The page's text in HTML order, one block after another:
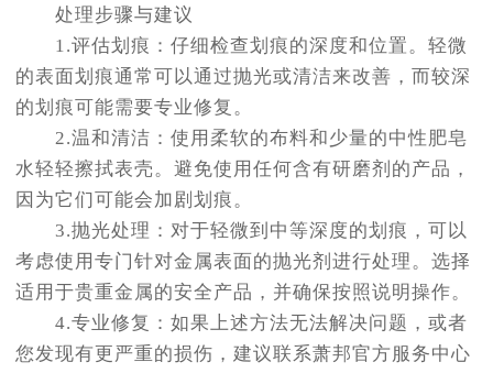
处理步骤与建议
1.评估划痕：仔细检查划痕的深度和位置。轻微
的表面划痕通常可以通过抛光或清洁来改善，而较深
的划痕可能需要专业修复。
2.温和清洁：使用柔软的布料和少量的中性肥皂
水轻轻擦拭表壳。避免使用任何含有研磨剂的产品，
因为它们可能会加剧划痕。
3.抛光处理：对于轻微到中等深度的划痕，可以
考虑使用专门针对金属表面的抛光剂进行处理。选择
适用于贵重金属的安全产品，并确保按照说明操作。
4.专业修复：如果上述方法无法解决问题，或者
您发现有更严重的损伤，建议联系萧邦官方服务中心